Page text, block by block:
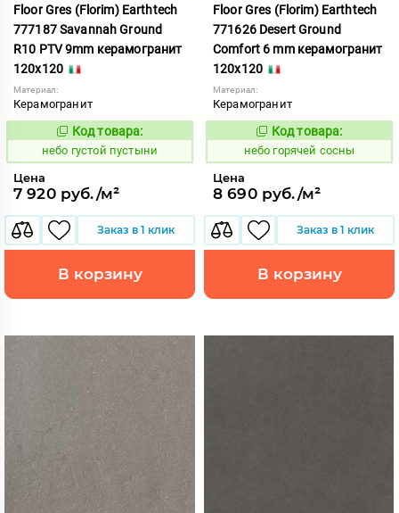
Floor Gres (Florim) Earthtech
777187 Savannah Ground
R10 PTV 9mm керамогранит
120x120
Материал:
Керамогранит
1112325
Код товара:
небо густой пустыни
Цена
7 920 руб./м²
Заказ в 1 клик
В корзину
Floor Gres (Florim) Earthtech
771626 Desert Ground
Comfort 6 mm керамогранит
120x120
Материал:
Керамогранит
1112097
Код товара:
небо горячей сосны
Цена
8 690 руб./м²
Заказ в 1 клик
В корзину